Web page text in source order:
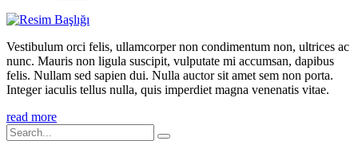
Vestibulum orci felis, ullamcorper non condimentum non, ultrices ac
nunc. Mauris non ligula suscipit, vulputate mi accumsan, dapibus
felis. Nullam sed sapien dui. Nulla auctor sit amet sem non porta.
Integer iaculis tellus nulla, quis imperdiet magna venenatis vitae.
read more